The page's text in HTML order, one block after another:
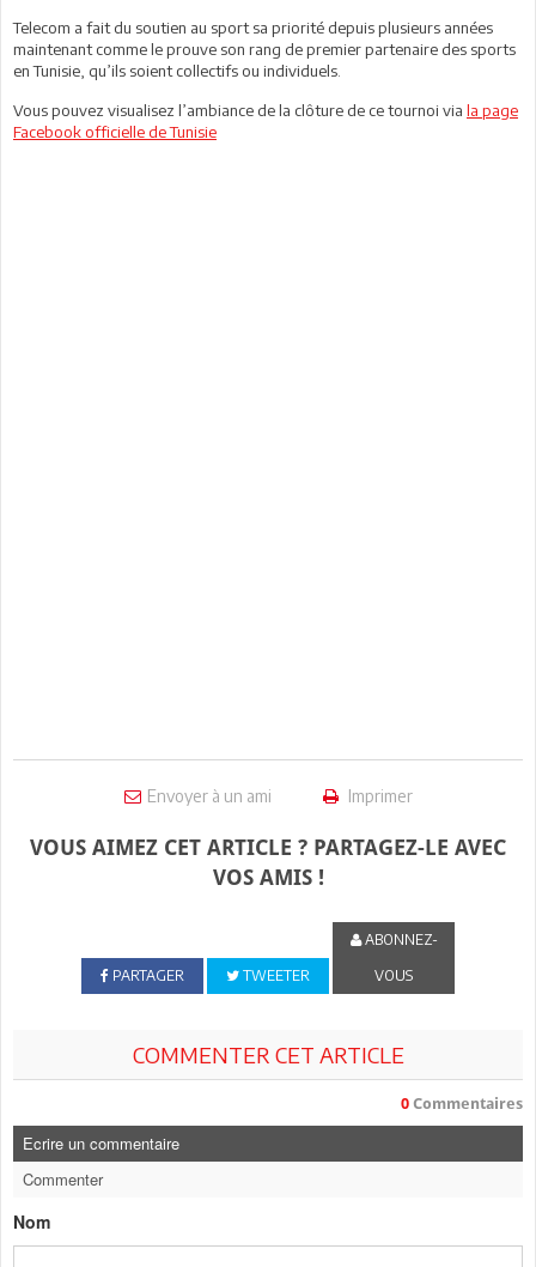
Telecom a fait du soutien au sport sa priorité depuis plusieurs années
maintenant comme le prouve son rang de premier partenaire des sports
en Tunisie, qu’ils soient collectifs ou individuels.
Vous pouvez visualisez l’ambiance de la clôture de ce tournoi via la page
Facebook officielle de Tunisie
Envoyer à un ami Imprimer
VOUS AIMEZ CET ARTICLE ? PARTAGEZ-LE AVEC
VOS AMIS !
PARTAGER TWEETER
ABONNEZ-
VOUS
COMMENTER CET ARTICLE
0 Commentaires
Ecrire un commentaire
Commenter
Nom